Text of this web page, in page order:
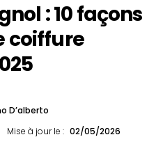
: 10 façons
coiffure
D’alberto
Mise à jour le : 02/05/2026